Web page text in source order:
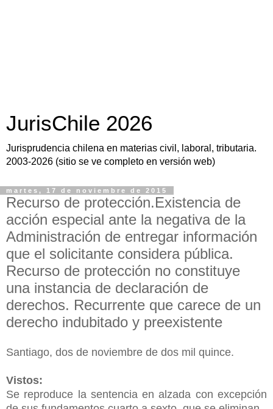
JurisChile 2026
Jurisprudencia chilena en materias civil, laboral, tributaria.
2003-2026 (sitio se ve completo en versión web)
martes, 17 de noviembre de 2015
Recurso de protección.Existencia de
acción especial ante la negativa de la
Administración de entregar información
que el solicitante considera pública.
Recurso de protección no constituye
una instancia de declaración de
derechos. Recurrente que carece de un
derecho indubitado y preexistente
Santiago, dos de noviembre de dos mil quince.
Vistos:
Se reproduce la sentencia en alzada con excepción